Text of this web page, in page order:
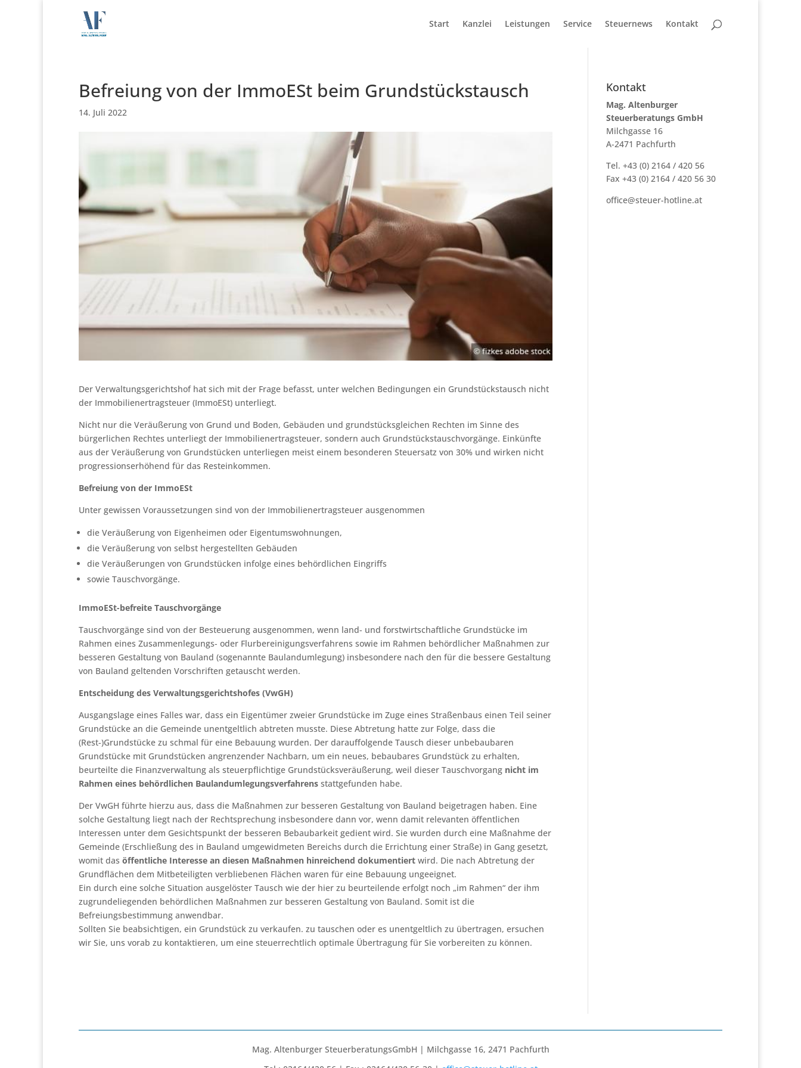
Start Kanzlei Leistungen Service Steuernews Kontakt
Befreiung von der ImmoESt beim Grundstückstausch
14. Juli 2022
Der Verwaltungsgerichtshof hat sich mit der Frage befasst, unter welchen Bedingungen ein Grundstückstausch nicht
der Immobilienertragsteuer (ImmoESt) unterliegt.
Nicht nur die Veräußerung von Grund und Boden, Gebäuden und grundstücksgleichen Rechten im Sinne des
bürgerlichen Rechtes unterliegt der Immobilienertragsteuer, sondern auch Grundstückstauschvorgänge. Einkünfte
aus der Veräußerung von Grundstücken unterliegen meist einem besonderen Steuersatz von 30% und wirken nicht
progressionserhöhend für das Resteinkommen.
Befreiung von der ImmoESt
Unter gewissen Voraussetzungen sind von der Immobilienertragsteuer ausgenommen
die Veräußerung von Eigenheimen oder Eigentumswohnungen,
die Veräußerung von selbst hergestellten Gebäuden
die Veräußerungen von Grundstücken infolge eines behördlichen Eingriffs
sowie Tauschvorgänge.
ImmoESt-befreite Tauschvorgänge
Tauschvorgänge sind von der Besteuerung ausgenommen, wenn land- und forstwirtschaftliche Grundstücke im
Rahmen eines Zusammenlegungs- oder Flurbereinigungsverfahrens sowie im Rahmen behördlicher Maßnahmen zur
besseren Gestaltung von Bauland (sogenannte Baulandumlegung) insbesondere nach den für die bessere Gestaltung
von Bauland geltenden Vorschriften getauscht werden.
Entscheidung des Verwaltungsgerichtshofes (VwGH)
Ausgangslage eines Falles war, dass ein Eigentümer zweier Grundstücke im Zuge eines Straßenbaus einen Teil seiner
Grundstücke an die Gemeinde unentgeltlich abtreten musste. Diese Abtretung hatte zur Folge, dass die
(Rest-)Grundstücke zu schmal für eine Bebauung wurden. Der darauffolgende Tausch dieser unbebaubaren
Grundstücke mit Grundstücken angrenzender Nachbarn, um ein neues, bebaubares Grundstück zu erhalten,
beurteilte die Finanzverwaltung als steuerpflichtige Grundstücksveräußerung, weil dieser Tauschvorgang nicht im
Rahmen eines behördlichen Baulandumlegungsverfahrens stattgefunden habe.
Der VwGH führte hierzu aus, dass die Maßnahmen zur besseren Gestaltung von Bauland beigetragen haben. Eine
solche Gestaltung liegt nach der Rechtsprechung insbesondere dann vor, wenn damit relevanten öffentlichen
Interessen unter dem Gesichtspunkt der besseren Bebaubarkeit gedient wird. Sie wurden durch eine Maßnahme der
Gemeinde (Erschließung des in Bauland umgewidmeten Bereichs durch die Errichtung einer Straße) in Gang gesetzt,
womit das öffentliche Interesse an diesen Maßnahmen hinreichend dokumentiert wird. Die nach Abtretung der
Grundflächen dem Mitbeteiligten verbliebenen Flächen waren für eine Bebauung ungeeignet.
Ein durch eine solche Situation ausgelöster Tausch wie der hier zu beurteilende erfolgt noch „im Rahmen“ der ihm
zugrundeliegenden behördlichen Maßnahmen zur besseren Gestaltung von Bauland. Somit ist die
Befreiungsbestimmung anwendbar.
Sollten Sie beabsichtigen, ein Grundstück zu verkaufen. zu tauschen oder es unentgeltlich zu übertragen, ersuchen
wir Sie, uns vorab zu kontaktieren, um eine steuerrechtlich optimale Übertragung für Sie vorbereiten zu können.
Kontakt
Mag. Altenburger
Steuerberatungs GmbH
Milchgasse 16
A-2471 Pachfurth
Tel. +43 (0) 2164 / 420 56
Fax +43 (0) 2164 / 420 56 30
office@steuer-hotline.at
Mag. Altenburger SteuerberatungsGmbH | Milchgasse 16, 2471 Pachfurth